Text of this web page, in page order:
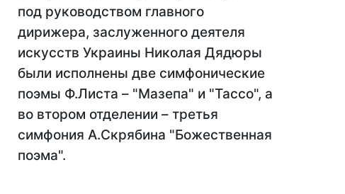
под руководством главного
дирижера, заслуженного деятеля
искусств Украины Николая Дядюры
были исполнены две симфонические
поэмы Ф.Листа – "Мазепа" и "Тассо", а
во втором отделении – третья
симфония А.Скрябина "Божественная
поэма".